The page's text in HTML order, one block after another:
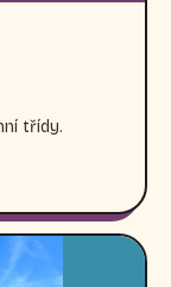
třídy.